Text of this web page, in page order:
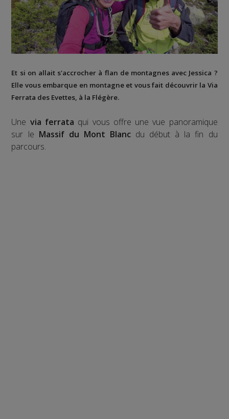
Et si on allait s'accrocher à flan de montagnes avec Jessica ?
Elle vous embarque en montagne et vous fait découvrir la Via
Ferrata des Evettes, à la Flégère.
Une via ferrata qui vous offre une vue panoramique
sur le Massif du Mont Blancdu début à la fin du
parcours.